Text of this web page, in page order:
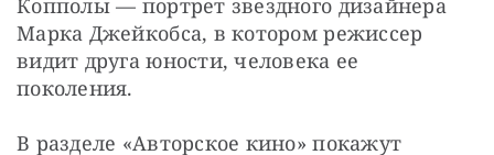
Марка Джейкобса, в котором режиссер
видит друга юности, человека ее
поколения.